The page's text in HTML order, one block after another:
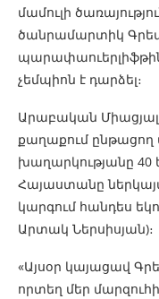
մամուլի
ծանրամարտիկ
չեմպիոն է դարձել։
Արաբական Միացյալ
քաղաքում
խաղարկությանը 40
Հայաստանը
կարգում հանդես
Արտակ Ներսիսյան)։
«Այսօր կայացավ
որտեղ մեր